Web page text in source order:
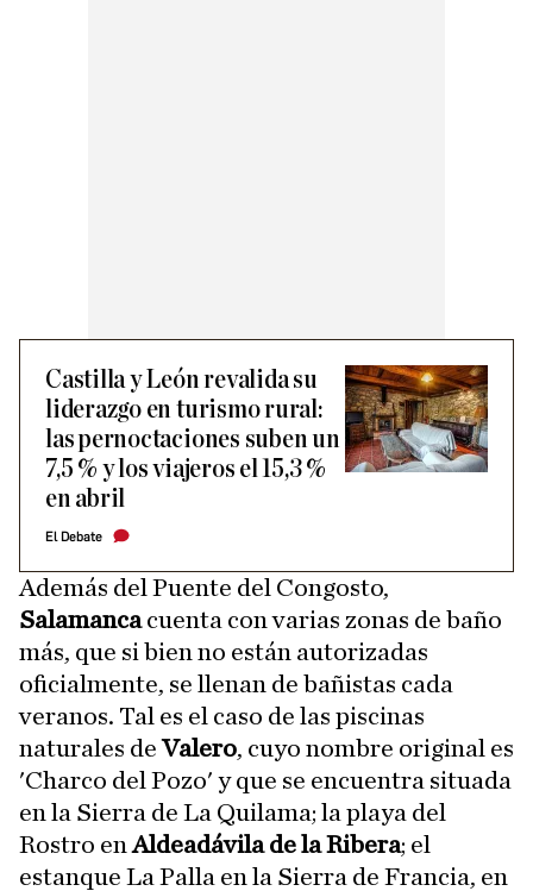
Castilla y León revalida su
liderazgo en turismo rural:
las pernoctaciones suben un
7,5 % y los viajeros el 15,3 %
en abril
El Debate
Además del Puente del Congosto,
Salamancacuenta con varias zonas de baño
más, que si bien no están autorizadas
oficialmente, se llenan de bañistas cada
veranos. Tal es el caso de las piscinas
naturales deValero, cuyo nombre original es
'Charco del Pozo' y que se encuentra situada
en la Sierra de La Quilama; la playa del
Rostro enAldeadávila de la Ribera; el
estanque La Palla en la Sierra de Francia, en